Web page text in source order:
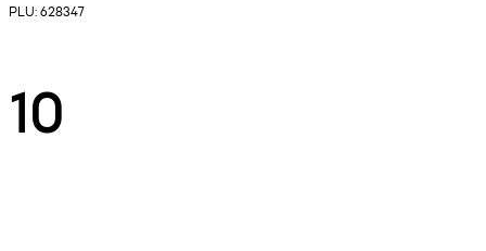
PLU: 628347
10